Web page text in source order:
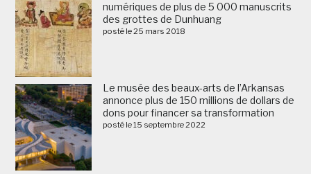
numériques de plus de 5 000 manuscrits
des grottes de Dunhuang
posté le 25 mars 2018
Le musée des beaux-arts de l’Arkansas
annonce plus de 150 millions de dollars de
dons pour financer sa transformation
posté le 15 septembre 2022